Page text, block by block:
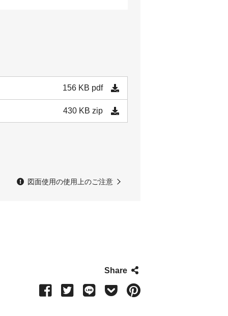
156 KB pdf
430 KB zip
図面使用の使用上のご注意
Share